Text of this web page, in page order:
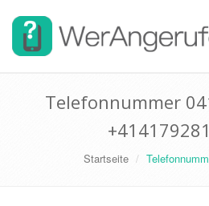
Telefonnummer
Startseite